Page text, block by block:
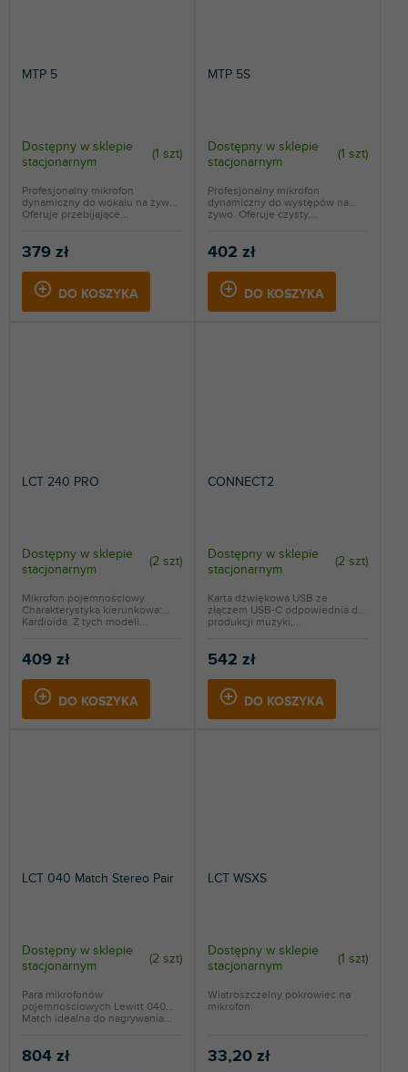
MTP 5
Dostępny w sklepie
stacjonarnym
(1 szt)
379 zł
DO KOSZYKA
Profesjonalny mikrofon
dynamiczny do wokalu na żywo.
Oferuje przebijające...
MTP 5S
Dostępny w sklepie
stacjonarnym
(1 szt)
402 zł
DO KOSZYKA
Profesjonalny mikrofon
dynamiczny do występów na
żywo. Oferuje czysty,...
LCT 240 PRO
Dostępny w sklepie
stacjonarnym
(2 szt)
409 zł
DO KOSZYKA
Mikrofon pojemnościowy.
Charakterystyka kierunkowa:
Kardioida. Z tych modeli...
CONNECT2
Dostępny w sklepie
stacjonarnym
(2 szt)
542 zł
DO KOSZYKA
Karta dźwiękowa USB ze
złączem USB-C odpowiednia do
produkcji muzyki,...
LCT 040 Match Stereo Pair
Dostępny w sklepie
stacjonarnym
(2 szt)
804 zł
Para mikrofonów
pojemnościowych Lewitt 040
Match idealna do nagrywania...
LCT WSXS
Dostępny w sklepie
stacjonarnym
(1 szt)
33,20 zł
Wiatroszczelny pokrowiec na
mikrofon.